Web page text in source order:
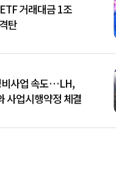
거래대금 1조
탄
비사업 속도…LH,
사업시행약정 체결